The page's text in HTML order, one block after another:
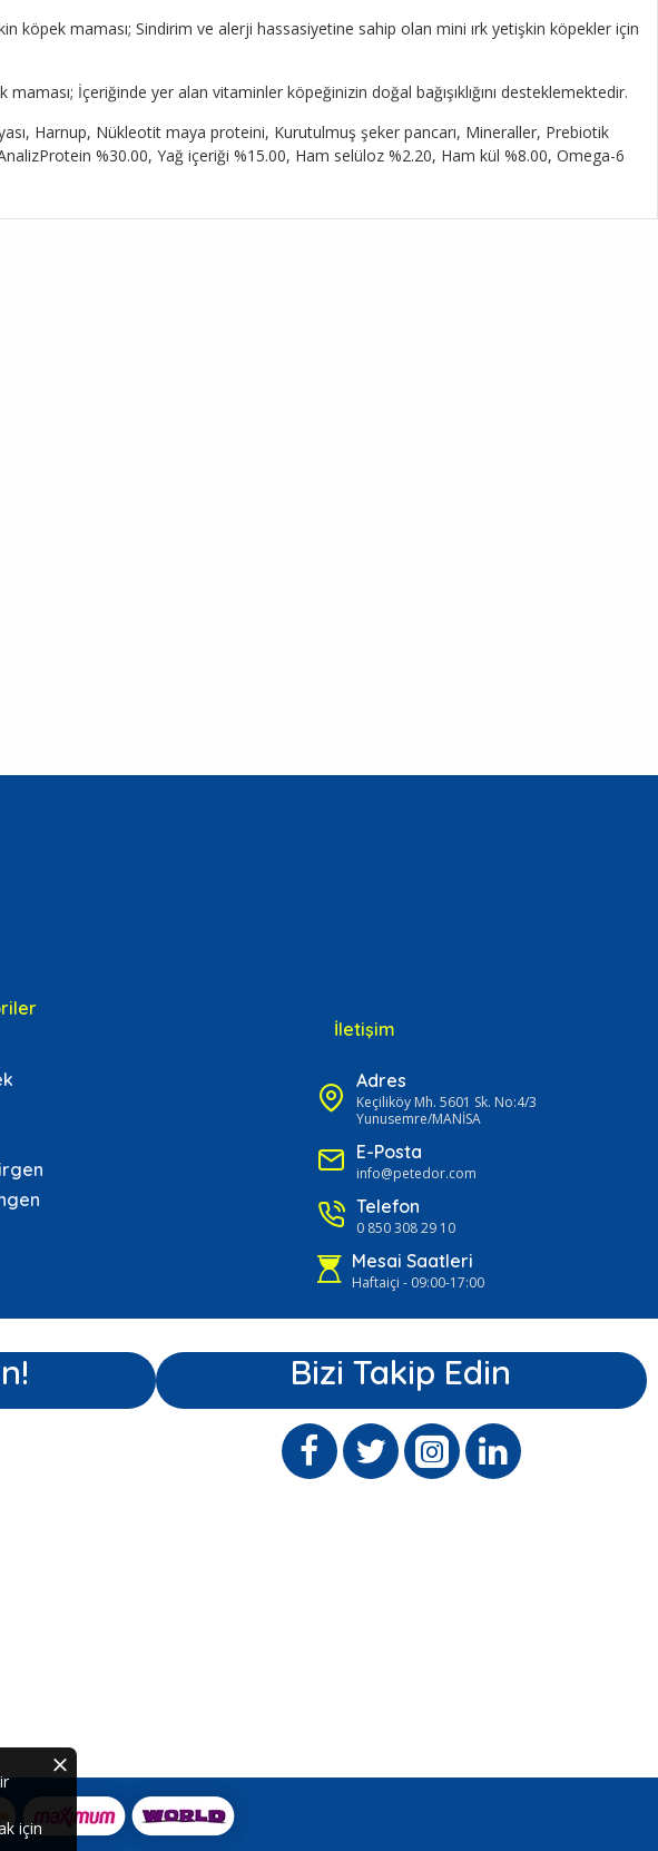
köpek maması; Sindirim ve alerji hassasiyetine sahip olan mini ırk yetişkin köpekler için
İçeriğinde yer alan vitaminler köpeğinizin doğal bağışıklığını desteklemektedir.
Harnup, Nükleotit maya proteini, Kurutulmuş şeker pancarı, Mineraller, Prebiotik
%30.00, Yağ içeriği %15.00, Ham selüloz %2.20, Ham kül %8.00, Omega-6
İletişim
Adres
Keçiliköy Mh. 5601 Sk. No:4/3
Yunusemre/MANİSA
E-Posta
info@petedor.com
Telefon
0 850 308 29 10
Mesai Saatleri
Haftaiçi - 09:00-17:00
Bizi Takip Edin
için